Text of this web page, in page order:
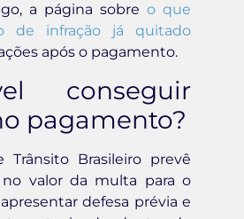
a página sobre o que
de infração já quitado
após o pagamento.
conseguir
pagamento?
Brasileiro prevê
valor da multa para o
defesa prévia e